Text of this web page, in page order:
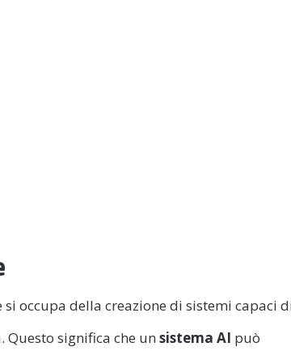
occupa della creazione di sistemi capaci
significa che un sistema AI può